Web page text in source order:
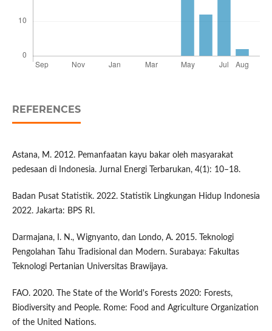
REFERENCES
Astana, M. 2012. Pemanfaatan kayu bakar oleh masyarakat
pedesaan di Indonesia. Jurnal Energi Terbarukan, 4(1): 10–18.
Badan Pusat Statistik. 2022. Statistik Lingkungan Hidup Indonesia
2022. Jakarta: BPS RI.
Darmajana, I. N., Wignyanto, dan Londo, A. 2015. Teknologi
Pengolahan Tahu Tradisional dan Modern. Surabaya: Fakultas
Teknologi Pertanian Universitas Brawijaya.
FAO. 2020. The State of the World's Forests 2020: Forests,
Biodiversity and People. Rome: Food and Agriculture Organization
of the United Nations.